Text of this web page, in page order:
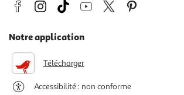
Notre application
Télécharger
Accessibilité : non conforme